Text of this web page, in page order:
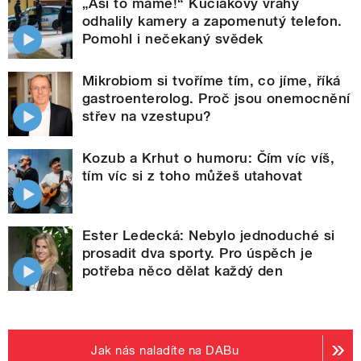
odhalily kamery a zapomenutý telefon.
Pomohl i nečekaný svědek
Mikrobiom si tvoříme tím, co jíme, říká
gastroenterolog. Proč jsou onemocnění
střev na vzestupu?
Kozub a Krhut o humoru: Čím víc víš,
tím víc si z toho můžeš utahovat
Ester Ledecká: Nebylo jednoduché si
prosadit dva sporty. Pro úspěch je
potřeba něco dělat každý den
Jak nás naladíte na DABu